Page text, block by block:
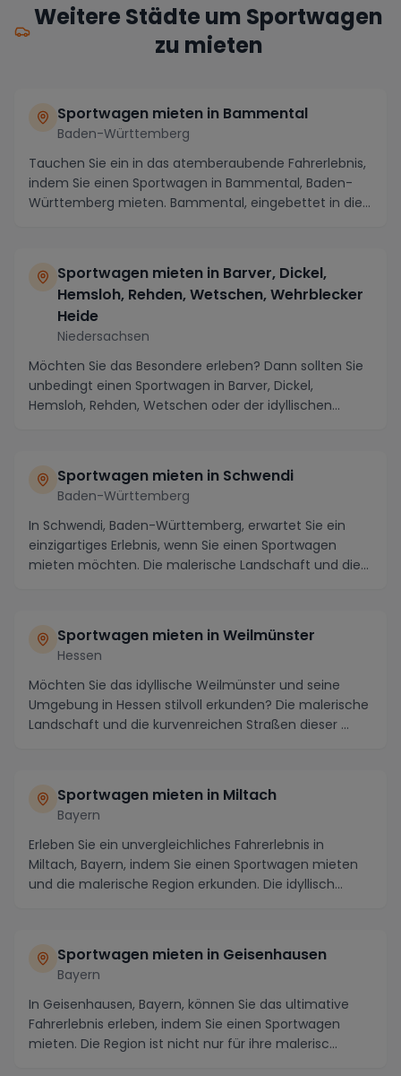
Weitere Städte um Sportwagen
zu mieten
Sportwagen mieten in Bammental
Baden-Württemberg
Tauchen Sie ein in das atemberaubende Fahrerlebnis,
indem Sie einen Sportwagen in Bammental, Baden-
Württemberg mieten. Bammental, eingebettet in die
Sportwagen mieten in Barver, Dickel,
Hemsloh, Rehden, Wetschen, Wehrblecker
Heide
Niedersachsen
Möchten Sie das Besondere erleben? Dann sollten Sie
unbedingt einen Sportwagen in Barver, Dickel,
Hemsloh, Rehden, Wetschen oder der idyllischen
Sportwagen mieten in Schwendi
Baden-Württemberg
In Schwendi, Baden-Württemberg, erwartet Sie ein
einzigartiges Erlebnis, wenn Sie einen Sportwagen
mieten möchten. Die malerische Landschaft und die
Sportwagen mieten in Weilmünster
Hessen
Möchten Sie das idyllische Weilmünster und seine
Umgebung in Hessen stilvoll erkunden? Die malerische
Landschaft und die kurvenreichen Straßen dieser ...
Sportwagen mieten in Miltach
Bayern
Erleben Sie ein unvergleichliches Fahrerlebnis in
Miltach, Bayern, indem Sie einen Sportwagen mieten
und die malerische Region erkunden. Die idyllisch...
Sportwagen mieten in Geisenhausen
Bayern
In Geisenhausen, Bayern, können Sie das ultimative
Fahrerlebnis erleben, indem Sie einen Sportwagen
mieten. Die Region ist nicht nur für ihre malerisc...